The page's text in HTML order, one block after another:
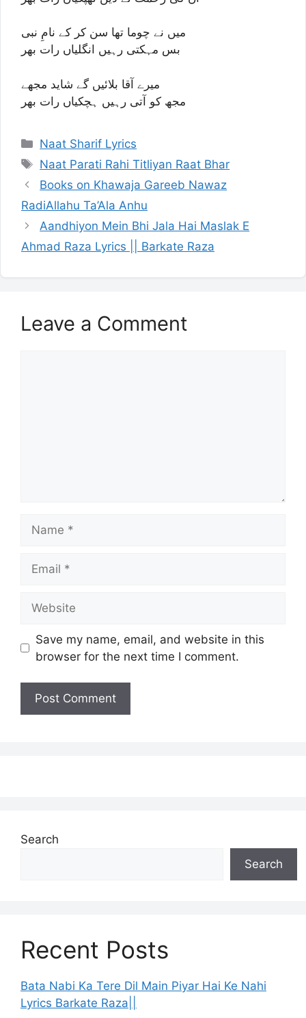
میں نے چوما تھا سن کر کے نامِ نبی
بس مہکتی رہیں انگلیاں رات بھر
میرے آقا بلائیں گے شاید مجھے
مجھ کو آتی رہیں ہچکیاں رات بھر
Categories
Naat Sharif Lyrics
Tags
Naat Parati Rahi Titliyan Raat Bhar
Books on Khawaja Gareeb Nawaz
RadiAllahu Ta’Ala Anhu
Aandhiyon Mein Bhi Jala Hai Maslak E
Ahmad Raza Lyrics || Barkate Raza
Leave a Comment
Save my name, email, and website in this
browser for the next time I comment.
Search
Search
Recent Posts
Bata Nabi Ka Tere Dil Main Piyar Hai Ke Nahi
Lyrics Barkate Raza||